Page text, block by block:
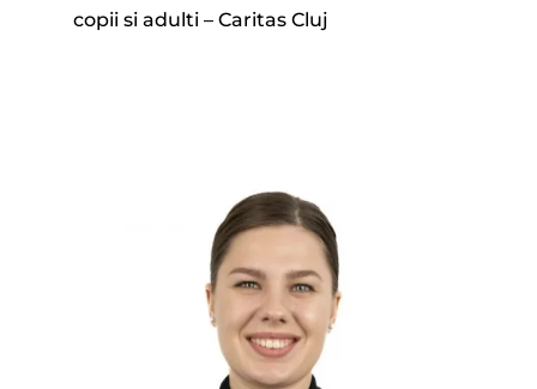
copii si adulti – Caritas Cluj